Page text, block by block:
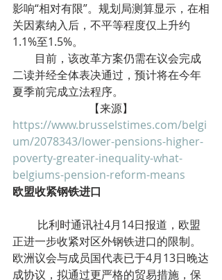
影响“相对有限”。规划局测算显示，在相
关因素纳入后，不平等程度仅上升约
1.1%至1.5%。
二读并经全体表决通过，预计将在今年
夏季前完成立法程序。
【来源】
https://www.brusselstimes.com/belgi
um/2078343/lower-pensions-higher-
poverty-greater-inequality-what-
belgiums-pension-reform-means
欧盟收紧钢铁进口
正进一步收紧对区外钢铁进口的限制。
欧洲议会与成员国代表已于4月13日晚达
成协议，拟通过更严格的贸易措施，保